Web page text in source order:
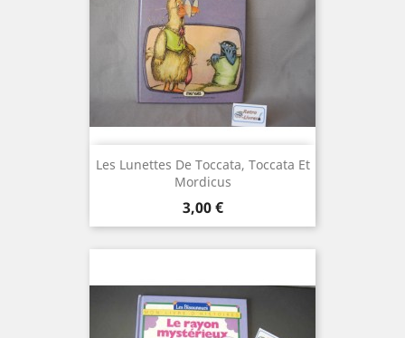
Les Lunettes De Toccata, Toccata Et
Mordicus
Prix
3,00 €